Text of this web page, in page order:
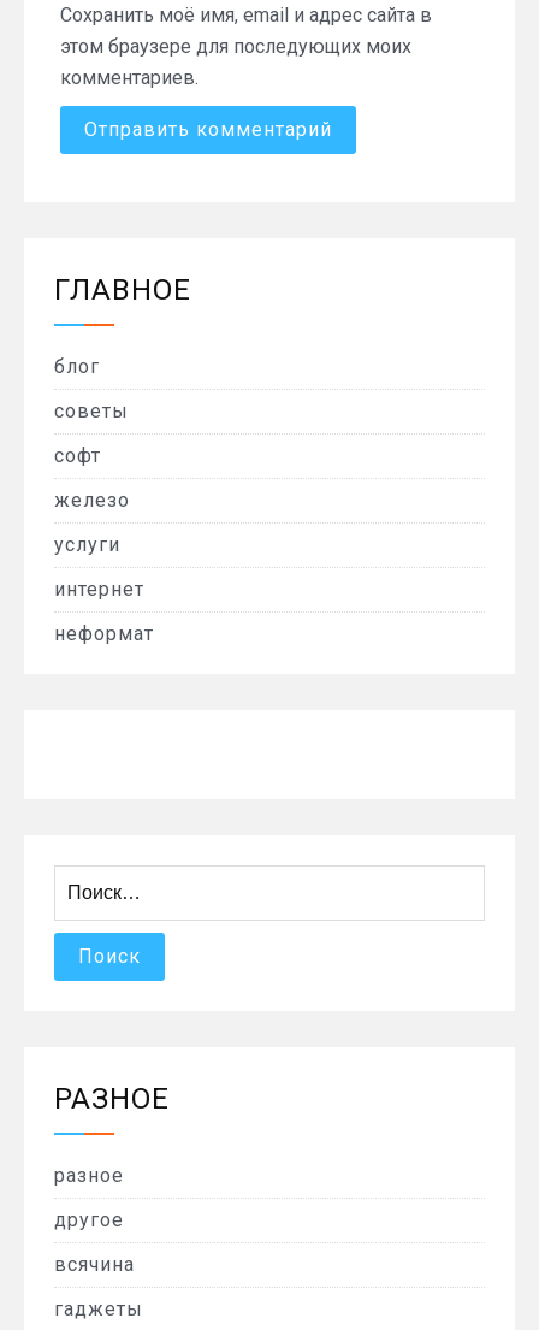
Сохранить моё имя, email и адрес сайта в
этом браузере для последующих моих
комментариев.
ГЛАВНОЕ
блог
советы
софт
железо
услуги
интернет
неформат
РАЗНОЕ
разное
другое
всячина
гаджеты